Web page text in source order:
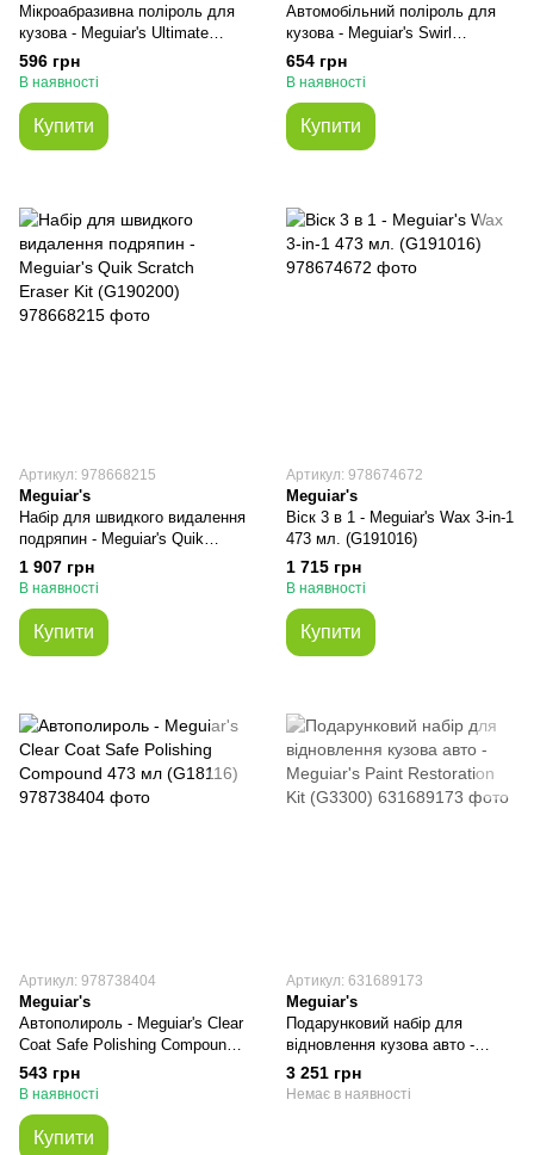
Мікроабразивна поліроль для
кузова - Meguiar's Ultimate
Compound 300 мл. (G172300)
596 грн
В наявності
Купити
Автомобільний поліроль для
кузова - Meguiar's Swirl
Remover 450 мл. (G17616EU)
654 грн
В наявності
Купити
Артикул: 978668215
Meguiar's
Набір для швидкого видалення
подряпин - Meguiar's Quik
Scratch Eraser Kit (G190200)
1 907 грн
В наявності
Купити
Артикул: 978674672
Meguiar's
Віск 3 в 1 - Meguiar's Wax 3-in-1
473 мл. (G191016)
1 715 грн
В наявності
Купити
Артикул: 978738404
Meguiar's
Автополироль - Meguiar's Clear
Coat Safe Polishing Compound
473 мл (G18116)
543 грн
В наявності
Купити
Артикул: 631689173
Meguiar's
Подарунковий набір для
відновлення кузова авто -
Meguiar's Paint Restoration Kit
(G3300)
3 251 грн
Немає в наявності